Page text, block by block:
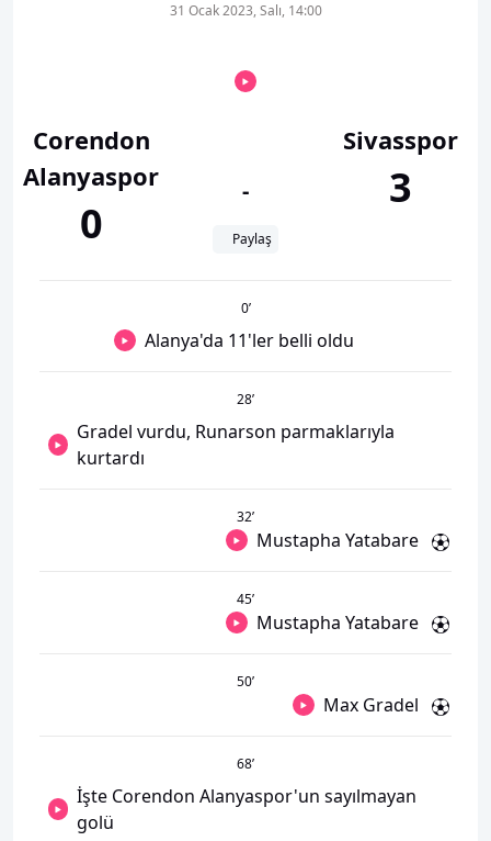
Corendon
Alanyaspor
0
31 Ocak 2023, Salı, 14:00
-
Paylaş
Sivasspor
3
0’
Alanya'da 11'ler belli oldu
28’
Gradel vurdu, Runarson parmaklarıyla
kurtardı
32’
Mustapha Yatabare
45’
Mustapha Yatabare
50’
Max Gradel
68’
İşte Corendon Alanyaspor'un sayılmayan
golü